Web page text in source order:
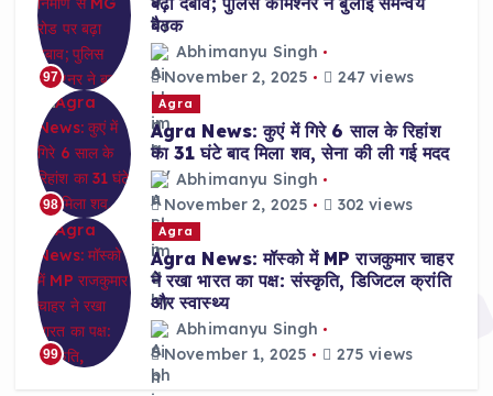
97
बैठक
Abhimanyu Singh
November 2, 2025
247 views
98
Agra
Agra News: कुएं में गिरे 6 साल के रिहांश
का 31 घंटे बाद मिला शव, सेना की ली गई मदद
Abhimanyu Singh
November 2, 2025
302 views
99
Agra
Agra News: मॉस्को में MP राजकुमार चाहर
ने रखा भारत का पक्ष: संस्कृति, डिजिटल क्रांति
और स्वास्थ्य
Abhimanyu Singh
November 1, 2025
275 views